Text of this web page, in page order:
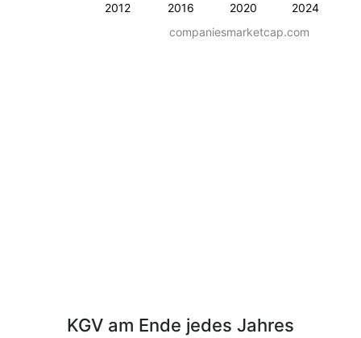
2012 2016 2020 2024
companiesmarketcap.com
KGV am Ende jedes Jahres